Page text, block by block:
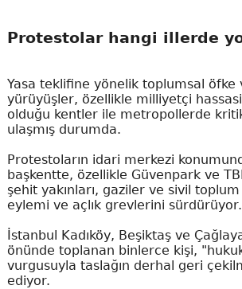
Protestolar hangi illerde
Yasa teklifine yönelik toplumsal öfke
yürüyüşler, özellikle milliyetçi
olduğu kentler ile metropollerde
ulaşmış durumda.
Protestoların idari merkezi
başkentte, özellikle Güvenpark ve
şehit yakınları, gaziler ve sivil
eylemi ve açlık grevlerini sürdürüyor.
İstanbul Kadıköy, Beşiktaş ve
önünde toplanan binlerce kişi,
vurgusuyla taslağın derhal geri
ediyor.